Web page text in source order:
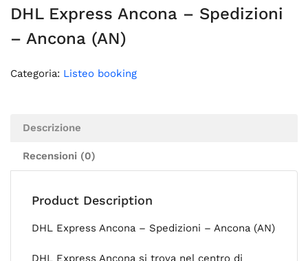
DHL Express Ancona – Spedizioni
– Ancona (AN)
Categoria: Listeo booking
Descrizione
Recensioni (0)
Product Description
DHL Express Ancona – Spedizioni – Ancona (AN)
DHL Express Ancona si trova nel centro di